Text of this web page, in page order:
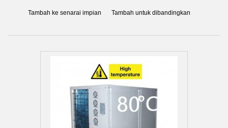
Tambah ke senarai impian Tambah untuk dibandingkan